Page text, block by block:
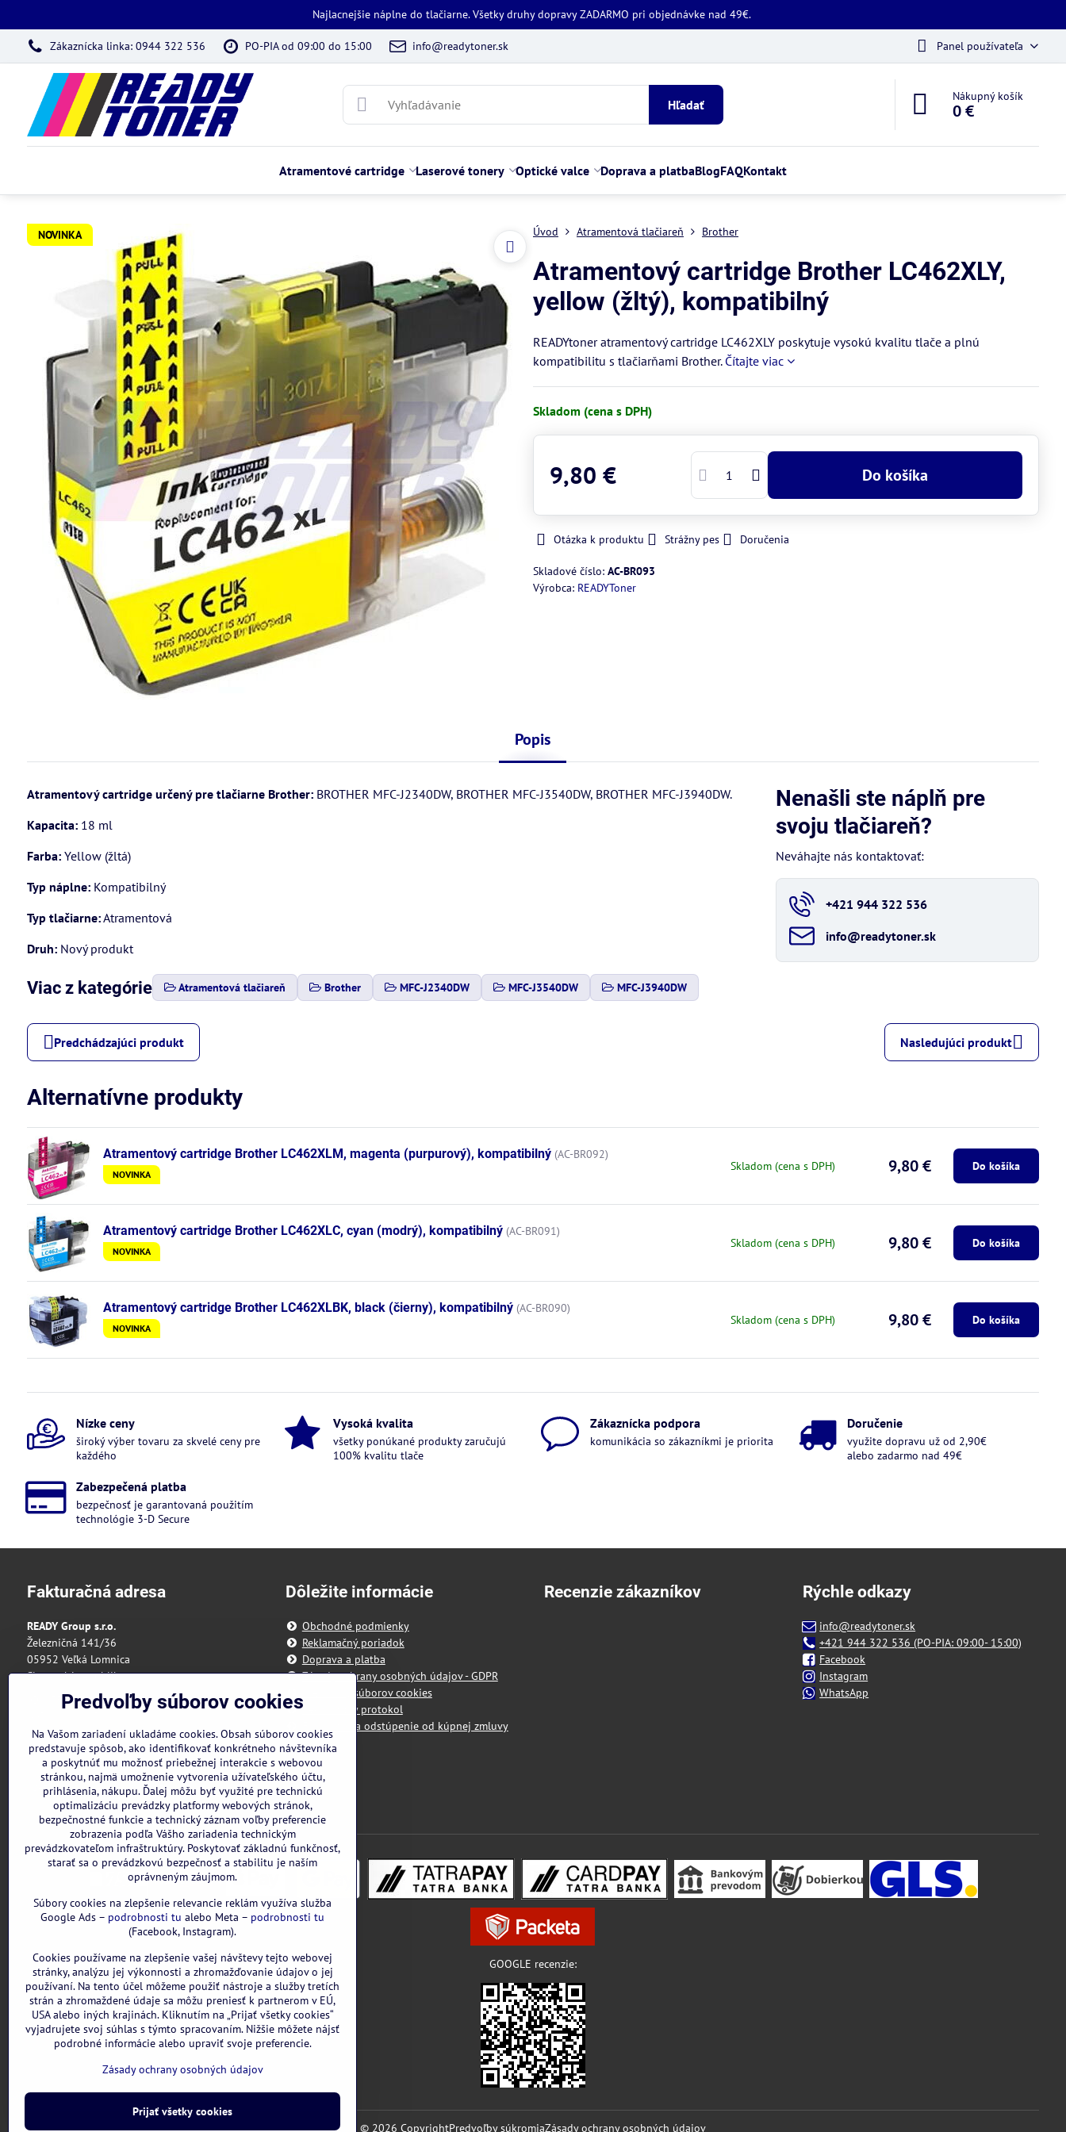
Najlacnejšie náplne do tlačiarne. Všetky druhy dopravy ZADARMO pri objednávke nad 49€.
Zákaznícka linka: 0944 322 536 PO-PIA od 09:00 do 15:00 info@readytoner.sk Panel používateľa
Hľadať
Nákupný košík
0 €
Atramentové cartridge Laserové tonery Optické valce Doprava a platbaBlogFAQKontakt
NOVINKA Úvod Atramentová tlačiareň Brother
Atramentový cartridge Brother LC462XLY,
yellow (žltý), kompatibilný
READYtoner atramentový cartridge LC462XLY poskytuje vysokú kvalitu tlače a plnú
kompatibilitu s tlačiarňami Brother. Čítajte viac
Skladom (cena s DPH)
9,80 € Do košíka
Otázka k produktu Strážny pes Doručenia
Skladové číslo: AC-BR093
Výrobca: READYToner
Popis
Atramentový cartridge určený pre tlačiarne Brother:BROTHER MFC-J2340DW, BROTHER MFC-J3540DW, BROTHER MFC-J3940DW.
Kapacita:18 ml
Farba:Yellow (žltá)
Typ náplne:Kompatibilný
Typ tlačiarne:Atramentová
Druh:Nový produkt
Viac z kategórie Atramentová tlačiareň Brother MFC-J2340DW MFC-J3540DW MFC-J3940DW
Nenašli ste náplň pre
svoju tlačiareň?
Neváhajte nás kontaktovať:
+421 944 322 536
info​@readytoner​.sk
Predchádzajúci produkt Nasledujúci produkt
Alternatívne produkty
Atramentový cartridge Brother LC462XLM, magenta (purpurový), kompatibilný (AC-BR092)
NOVINKA
Skladom (cena s DPH) 9,80 € Do košíka
Atramentový cartridge Brother LC462XLC, cyan (modrý), kompatibilný (AC-BR091)
NOVINKA
Skladom (cena s DPH) 9,80 € Do košíka
Atramentový cartridge Brother LC462XLBK, black (čierny), kompatibilný (AC-BR090)
NOVINKA
Skladom (cena s DPH) 9,80 € Do košíka
Nízke ceny
široký výber tovaru za skvelé ceny pre
každého
Vysoká kvalita
všetky ponúkané produkty zaručujú
100% kvalitu tlače
Zákaznícka podpora
komunikácia so zákazníkmi je priorita
Doručenie
využite dopravu už od 2,90€
alebo zadarmo nad 49€
Zabezpečená platba
bezpečnosť je garantovaná použitím
technológie 3-D Secure
Fakturačná adresa
READY Group s.r.o.
Železničná 141/36
05952 Veľká Lomnica
Slovenská republika
IČO: 55 175 431
IBAN: SK3111000000002942143418
Nie sme platcami DPH
Všetky uvedené ceny sú vrátane DPH.
Dôležite informácie
Obchodné podmienky
Reklamačný poriadok
Doprava a platba
Zásady ochrany osobných údajov - GDPR
Predvoľby súborov cookies
Reklamačný protokol
Formulár na odstúpenie od kúpnej zmluvy
Recenzie zákazníkov Rýchle odkazy
info@readytoner.sk
+421 944 322 536 (PO-PIA: 09:00- 15:00)
Facebook
Instagram
WhatsApp
GOOGLE recenzie:
© 2026 CopyrightPredvoľby súkromiaZásady ochrany osobných údajov
Predvoľby súborov cookies
Na Vašom zariadení ukladáme cookies. Obsah súborov cookies
predstavuje spôsob, ako identifikovať konkrétneho návštevníka
a poskytnúť mu možnosť priebežnej interakcie s webovou
stránkou, najmä umožnenie vytvorenia užívateľského účtu,
prihlásenia, nákupu. Ďalej môžu byť využité pre technickú
optimalizáciu prevádzky platformy webových stránok,
bezpečnostné funkcie a technický záznam voľby preferencie
zobrazenia podľa Vášho zariadenia technickým
prevádzkovateľom infraštruktúry. Poskytovať základnú funkčnosť,
starať sa o prevádzkovú bezpečnosť a stabilitu je naším
oprávneným záujmom.
Súbory cookies na zlepšenie relevancie reklám využíva služba
Google Ads – podrobnosti tu alebo Meta – podrobnosti tu
(Facebook, Instagram).
Cookies používame na zlepšenie vašej návštevy tejto webovej
stránky, analýzu jej výkonnosti a zhromažďovanie údajov o jej
používaní. Na tento účel môžeme použiť nástroje a služby tretích
strán a zhromaždené údaje sa môžu preniesť k partnerom v EÚ,
USA alebo iných krajinách. Kliknutím na „Prijať všetky cookies“
vyjadrujete svoj súhlas s týmto spracovaním. Nižšie môžete nájsť
podrobné informácie alebo upraviť svoje preferencie.
Zásady ochrany osobných údajov
Prijať všetky cookies